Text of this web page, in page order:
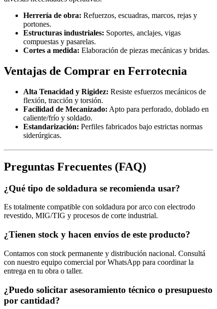
Herrería de obra: Refuerzos, escuadras, marcos, rejas y
portones.
Estructuras industriales: Soportes, anclajes, vigas
compuestas y pasarelas.
Cortes a medida: Elaboración de piezas mecánicas y bridas.
Ventajas de Comprar en Ferrotecnia
Alta Tenacidad y Rigidez: Resiste esfuerzos mecánicos de
flexión, tracción y torsión.
Facilidad de Mecanizado: Apto para perforado, doblado en
caliente/frío y soldado.
Estandarización: Perfiles fabricados bajo estrictas normas
siderúrgicas.
Preguntas Frecuentes (FAQ)
¿Qué tipo de soldadura se recomienda usar?
Es totalmente compatible con soldadura por arco con electrodo
revestido, MIG/TIG y procesos de corte industrial.
¿Tienen stock y hacen envíos de este producto?
Contamos con stock permanente y distribución nacional. Consultá
con nuestro equipo comercial por WhatsApp para coordinar la
entrega en tu obra o taller.
¿Puedo solicitar asesoramiento técnico o presupuesto
por cantidad?